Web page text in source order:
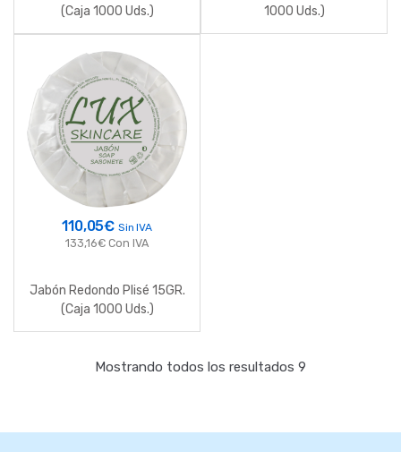
(Caja 1000 Uds.)
1000 Uds.)
110,05€ Sin IVA
133,16€ Con IVA
Jabón Redondo Plisé 15GR.
(Caja 1000 Uds.)
Mostrando todos los resultados 9